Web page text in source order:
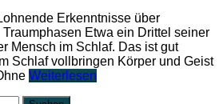
Erkenntnisse über
Etwa ein Drittel seiner
Mensch im Schlaf. Das ist gut
Schlaf vollbringen Körper und Geist
Weiterlesen